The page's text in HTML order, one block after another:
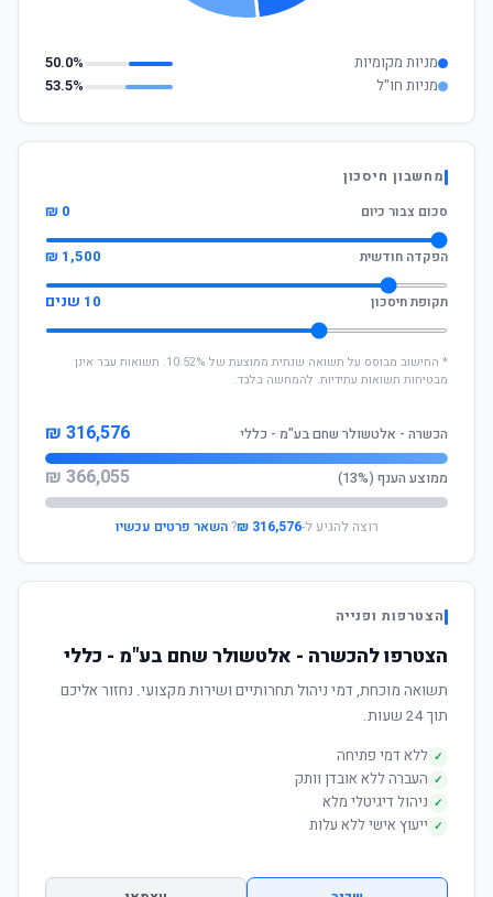
מניות מקומיות
50.0%
מניות חו"ל
53.5%
מחשבון חיסכון
סכום צבור כיום
0 ₪
הפקדה חודשית 1,500 ₪
תקופת חיסכון 10 שנים
* החישוב מבוסס על תשואה שנתית ממוצעת של 10.52%. תשואות עבר אינן
מבטיחות תשואות עתידיות. להמחשה בלבד.
הכשרה - אלטשולר שחם בע"מ - כללי 316,576 ₪
ממוצע הענף (13%) 366,055 ₪
רוצה להגיע ל-316,576 ₪
?השאר פרטים עכשיו
הצטרפות ופנייה
הצטרפו להכשרה - אלטשולר שחם בע"מ - כללי
תשואה מוכחת, דמי ניהול תחרותיים ושירות מקצועי. נחזור אליכם
תוך 24 שעות.
✓ ללא דמי פתיחה
✓ העברה ללא אובדן וותק
✓ ניהול דיגיטלי מלא
✓ ייעוץ אישי ללא עלות